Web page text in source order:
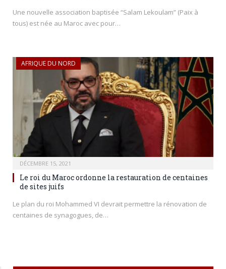
Une nouvelle association baptisée “Salam Lekoulam” (Paix à
tous) est née au Maroc avec pour…
AFRIQUE DU NORD
DÉCEMBRE 15, 2021
Le roi du Maroc ordonne la restauration de centaines
de sites juifs
Le plan du roi Mohammed VI devrait permettre la rénovation de
centaines de synagogues, de…